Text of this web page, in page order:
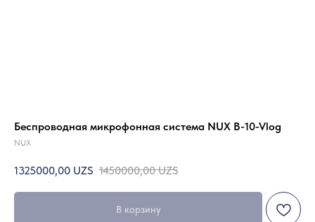
Беспроводная микрофонная система NUX B-10-Vlog
NUX
1325000,00 UZS 1450000,00 UZS
В корзину